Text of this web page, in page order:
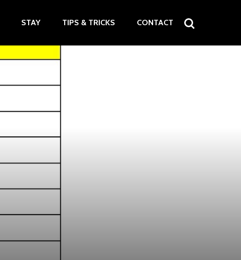
STAY TIPS & TRICKS CONTACT